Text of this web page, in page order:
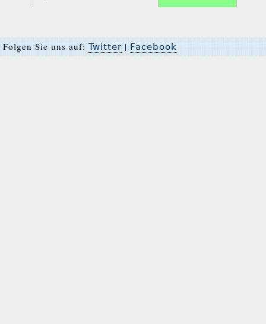
Folgen Sie uns auf: Twitter | Facebook